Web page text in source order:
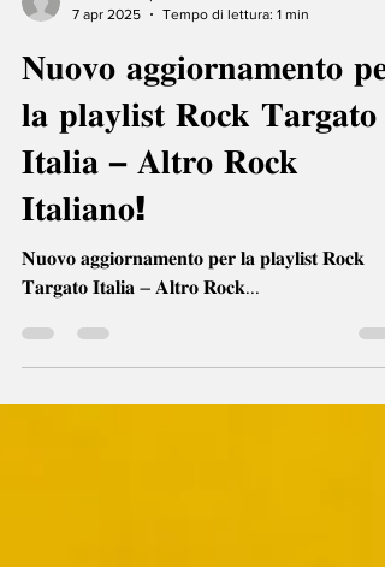
francescocaprini
7 apr 2025
Tempo di lettura: 1 min
𝐍𝐮𝐨𝐯𝐨 𝐚𝐠𝐠𝐢𝐨𝐫𝐧𝐚𝐦𝐞𝐧𝐭𝐨 𝐩𝐞𝐫
𝐥𝐚 𝐩𝐥𝐚𝐲𝐥𝐢𝐬𝐭 𝐑𝐨𝐜𝐤 𝐓𝐚𝐫𝐠𝐚𝐭𝐨
𝐈𝐭𝐚𝐥𝐢𝐚 – 𝐀𝐥𝐭𝐫𝐨 𝐑𝐨𝐜𝐤
𝐈𝐭𝐚𝐥𝐢𝐚𝐧𝐨!
𝐍𝐮𝐨𝐯𝐨 𝐚𝐠𝐠𝐢𝐨𝐫𝐧𝐚𝐦𝐞𝐧𝐭𝐨 𝐩𝐞𝐫 𝐥𝐚 𝐩𝐥𝐚𝐲𝐥𝐢𝐬𝐭 𝐑𝐨𝐜𝐤